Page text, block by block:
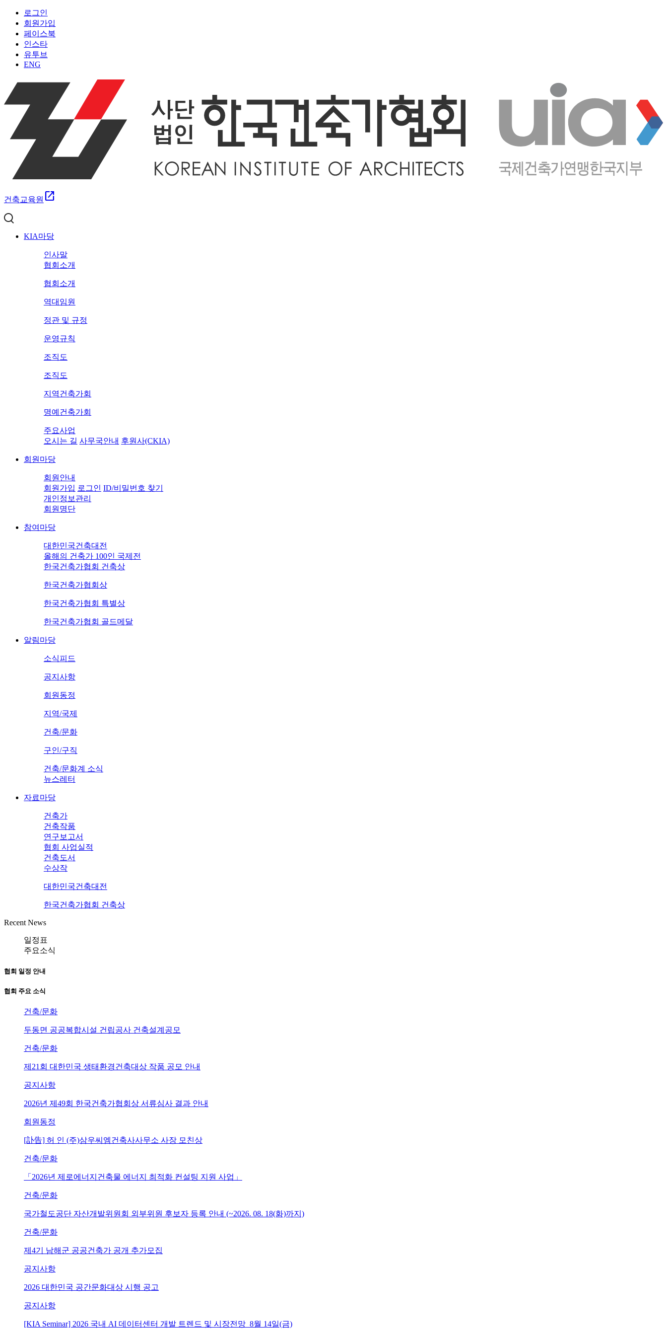
로그인
회원가입
페이스북
인스타
유투브
ENG
건축교육원 open_in_new
KIA마당
인사말
협회소개
협회소개
역대임원
정관 및 규정
운영규칙
조직도
조직도
지역건축가회
명예건축가회
주요사업
오시는 길 사무국안내 후원사(CKIA)
회원마당
회원안내
회원가입 로그인 ID/비밀번호 찾기
개인정보관리
회원명단
참여마당
대한민국건축대전
올해의 건축가 100인 국제전
한국건축가협회 건축상
한국건축가협회상
한국건축가협회 특별상
한국건축가협회 골드메달
알림마당
소식피드
공지사항
회원동정
지역/국제
건축/문화
구인/구직
건축/문화계 소식
뉴스레터
자료마당
건축가
건축작품
연구보고서
협회 사업실적
건축도서
수상작
대한민국건축대전
한국건축가협회 건축상
Recent News
일정표
주요소식
협회 일정 안내
협회 주요 소식
건축/문화
두동면 공공복합시설 건립공사 건축설계공모
건축/문화
제21회 대한민국 생태환경건축대상 작품 공모 안내
공지사항
2026년 제49회 한국건축가협회상 서류심사 결과 안내
회원동정
[訃告] 허 인 (주)삼우씨엠건축사사무소 사장 모친상
건축/문화
「2026년 제로에너지건축물 에너지 최적화 컨설팅 지원 사업」
건축/문화
국가철도공단 자산개발위원회 외부위원 후보자 등록 안내 (~2026. 08. 18(화)까지)
건축/문화
제4기 남해군 공공건축가 공개 추가모집
공지사항
2026 대한민국 공간문화대상 시행 공고
공지사항
[KIA Seminar] 2026 국내 AI 데이터센터 개발 트렌드 및 시장전망_8월 14일(금)